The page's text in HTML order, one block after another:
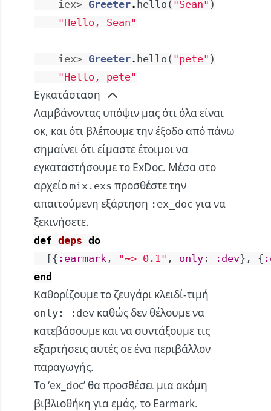
iex> Greeter. hello ( "Sean" )
"Hello, Sean"
iex> Greeter. hello ( "pete" )
"Hello, pete"
Εγκατάσταση
Λαμβάνοντας υπόψιν μας ότι όλα είναι
οκ, και ότι βλέπουμε την έξοδο από πάνω
σημαίνει ότι είμαστε έτοιμοι να
εγκαταστήσουμε το ExDoc. Μέσα στο
αρχείο mix.exs προσθέστε την
απαιτούμενη εξάρτηση :ex_doc για να
ξεκινήσετε.
def deps do
[{ :earmark , "~> 0.1" , only : :dev} , {
end
Καθορίζουμε το ζευγάρι κλειδί-τιμή
only: :dev καθώς δεν θέλουμε να
κατεβάσουμε και να συντάξουμε τις
εξαρτήσεις αυτές σε ένα περιβάλλον
παραγωγής.
Το ‘ex_doc’ θα προσθέσει μια ακόμη
βιβλιοθήκη για εμάς, το Earmark.